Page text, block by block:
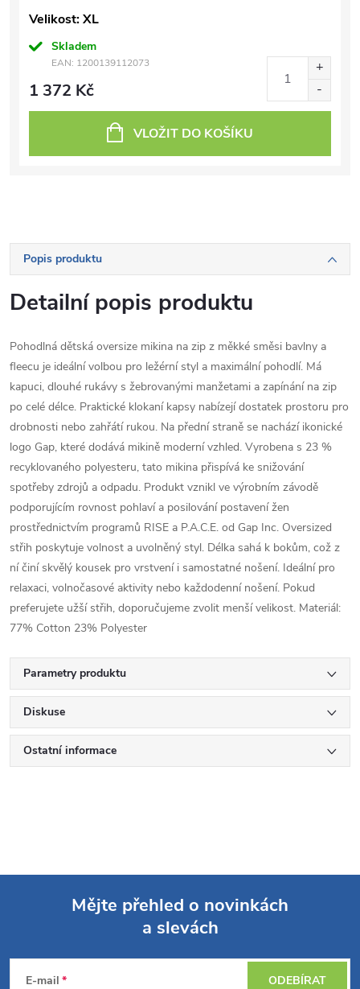
Velikost: XL
Skladem
EAN: 1200139112073
1 372 Kč
VLOŽIT DO KOŠÍKU
Popis produktu
Detailní popis produktu
Pohodlná dětská oversize mikina na zip z měkké směsi bavlny a
fleecu je ideální volbou pro ležérní styl a maximální pohodlí. Má
kapuci, dlouhé rukávy s žebrovanými manžetami a zapínání na zip
po celé délce. Praktické klokaní kapsy nabízejí dostatek prostoru pro
drobnosti nebo zahřátí rukou. Na přední straně se nachází ikonické
logo Gap, které dodává mikině moderní vzhled. Vyrobena s 23 %
recyklovaného polyesteru, tato mikina přispívá ke snižování
spotřeby zdrojů a odpadu. Produkt vznikl ve výrobním závodě
podporujícím rovnost pohlaví a posilování postavení žen
prostřednictvím programů RISE a P.A.C.E. od Gap Inc. Oversized
střih poskytuje volnost a uvolněný styl. Délka sahá k bokům, což z
ní činí skvělý kousek pro vrstvení i samostatné nošení. Ideální pro
relaxaci, volnočasové aktivity nebo každodenní nošení. Pokud
preferujete užší střih, doporučujeme zvolit menší velikost. Materiál:
77% Cotton 23% Polyester
Parametry produktu
Diskuse
Ostatní informace
Mějte přehled o novinkách
a slevách
E-mail ODEBÍRAT